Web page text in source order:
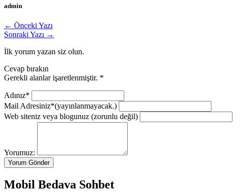
admin
← Önceki Yazı
Sonraki Yazı →
İlk yorum yazan siz olun.
Cevap bırakın
Gerekli alanlar işaretlenmiştir. *
Adınız*
Mail Adresiniz*(yayınlanmayacak.)
Web siteniz veya blogunuz (zorunlu değil)
Yorumuz:
Mobil Bedava Sohbet